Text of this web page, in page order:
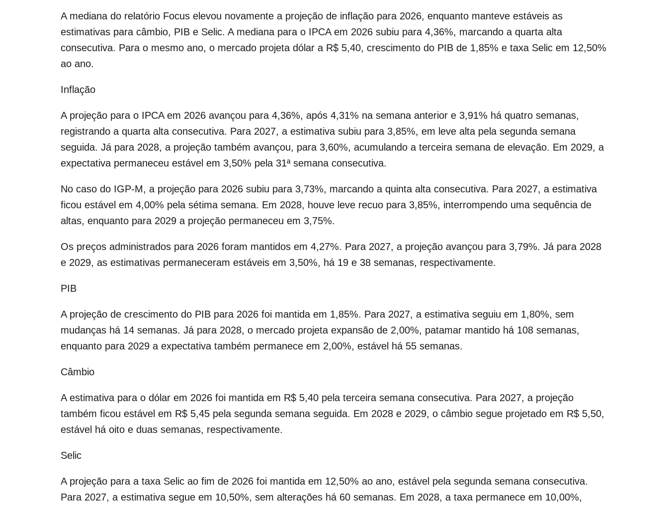
A mediana do relatório Focus elevou novamente a projeção de inflação para 2026, enquanto manteve estáveis as
estimativas para câmbio, PIB e Selic. A mediana para o IPCA em 2026 subiu para 4,36%, marcando a quarta alta
consecutiva. Para o mesmo ano, o mercado projeta dólar a R$ 5,40, crescimento do PIB de 1,85% e taxa Selic em 12,50%
ao ano.
Inflação
A projeção para o IPCA em 2026 avançou para 4,36%, após 4,31% na semana anterior e 3,91% há quatro semanas,
registrando a quarta alta consecutiva. Para 2027, a estimativa subiu para 3,85%, em leve alta pela segunda semana
seguida. Já para 2028, a projeção também avançou, para 3,60%, acumulando a terceira semana de elevação. Em 2029, a
expectativa permaneceu estável em 3,50% pela 31ª semana consecutiva.
No caso do IGP-M, a projeção para 2026 subiu para 3,73%, marcando a quinta alta consecutiva. Para 2027, a estimativa
ficou estável em 4,00% pela sétima semana. Em 2028, houve leve recuo para 3,85%, interrompendo uma sequência de
altas, enquanto para 2029 a projeção permaneceu em 3,75%.
Os preços administrados para 2026 foram mantidos em 4,27%. Para 2027, a projeção avançou para 3,79%. Já para 2028
e 2029, as estimativas permaneceram estáveis em 3,50%, há 19 e 38 semanas, respectivamente.
PIB
A projeção de crescimento do PIB para 2026 foi mantida em 1,85%. Para 2027, a estimativa seguiu em 1,80%, sem
mudanças há 14 semanas. Já para 2028, o mercado projeta expansão de 2,00%, patamar mantido há 108 semanas,
enquanto para 2029 a expectativa também permanece em 2,00%, estável há 55 semanas.
Câmbio
A estimativa para o dólar em 2026 foi mantida em R$ 5,40 pela terceira semana consecutiva. Para 2027, a projeção
também ficou estável em R$ 5,45 pela segunda semana seguida. Em 2028 e 2029, o câmbio segue projetado em R$ 5,50,
estável há oito e duas semanas, respectivamente.
Selic
A projeção para a taxa Selic ao fim de 2026 foi mantida em 12,50% ao ano, estável pela segunda semana consecutiva.
Para 2027, a estimativa segue em 10,50%, sem alterações há 60 semanas. Em 2028, a taxa permanece em 10,00%,